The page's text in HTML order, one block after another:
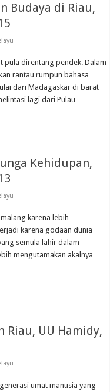
Budaya di Riau,
pula direntang pendek. Dalam
rantau rumpun bahasa
dari Madagaskar di barat
lagi dari Pulau …
Kehidupan,
karena lebih
karena godaan dunia
semula lahir dalam
mengutamakan akalnya
Riau, UU Hamidy,
generasi umat manusia yang